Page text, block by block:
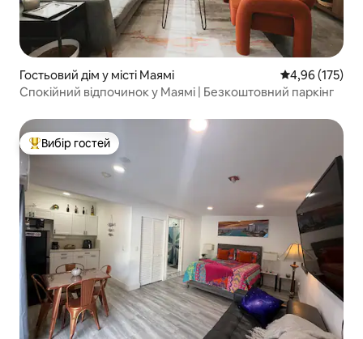
Гостьовий дім у місті Маямі Середня
4,96 (175)
Спокійний відпочинок у Маямі | Безкоштовний паркінг
Топ вибір гостей
Вибір гостей